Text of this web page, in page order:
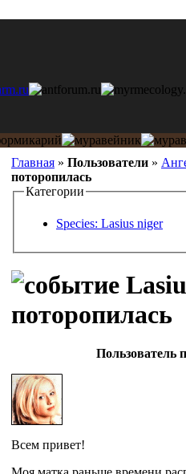
Главная » Пользователи »
поторопилась
Категории
Species: Lasius niger
поторопилась
Пользователь
Всем привет!